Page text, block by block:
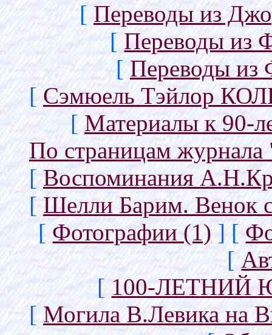
[Переводы из
[Переводы из
[Переводы из
[Сэмюель Тэйлор
[Материалы к 90-
По страницам
[Воспоминания
[Шелли Барим. Венок
[ Фотографии (1) ] [
[
[100-ЛЕТНИЙ
[Могила В.Левика на